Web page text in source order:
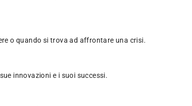
o quando si trova ad affrontare una crisi.
innovazioni e i suoi successi.